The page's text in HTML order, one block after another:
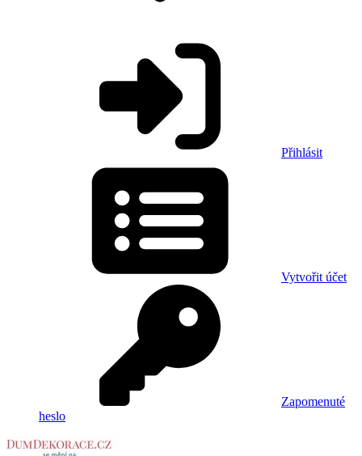
Přihlásit
Vytvořit účet
Zapomenuté
heslo